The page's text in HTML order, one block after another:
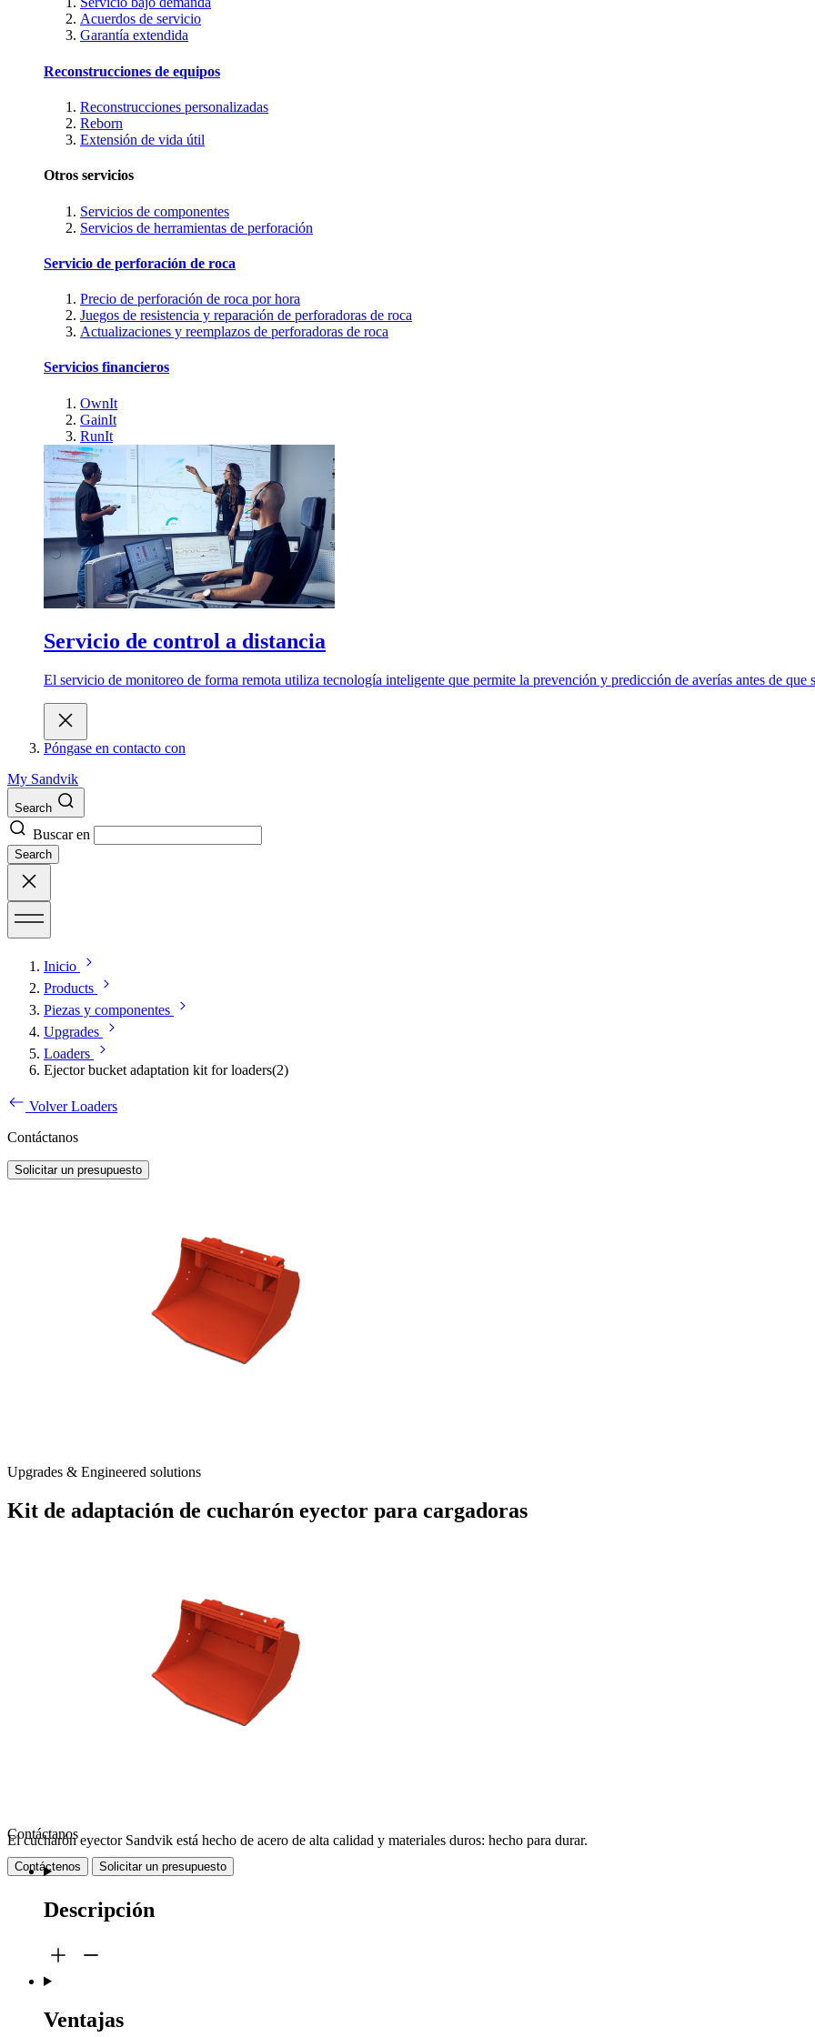
Acuerdos de servicio
Garantía extendida
Reconstrucciones de equipos
Reconstrucciones personalizadas
Reborn
Extensión de vida útil
Otros servicios
Servicios de componentes
Servicios de herramientas de perforación
Servicio de perforación de roca
Precio de perforación de roca por hora
Juegos de resistencia y reparación de perforadoras de roca
Actualizaciones y reemplazos de perforadoras de roca
Servicios financieros
OwnIt
GainIt
RunIt
Servicio de control a distancia
El servicio de monitoreo de forma remota utiliza tecnología inteligente que permite la prevención y predicción de averías antes de que
Póngase en contacto con
My Sandvik
Search
Buscar en
Search
Inicio
Products
Piezas y componentes
Upgrades
Loaders
Ejector bucket adaptation kit for loaders(2)
Volver Loaders
Contáctanos
Solicitar un presupuesto
Upgrades & Engineered solutions
Kit de adaptación de cucharón eyector para cargadoras
Contáctanos
Contáctenos Solicitar un presupuesto
El cucharón eyector Sandvik está hecho de acero de alta calidad y materiales duros: hecho para durar.
Descripción
Ventajas